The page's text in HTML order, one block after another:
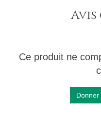
Ce produit ne
Donner